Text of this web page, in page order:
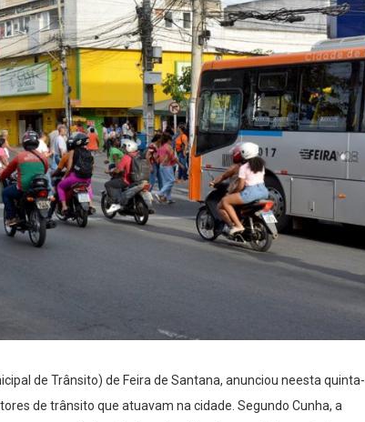
de Trânsito) de Feira de Santana, anunciou neesta quinta-
de trânsito que atuavam na cidade. Segundo Cunha, a